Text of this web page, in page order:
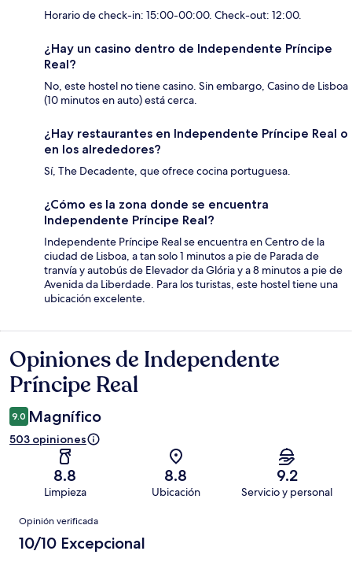
Horario de check-in: 15:00-00:00. Check-out: 12:00.
¿Hay un casino dentro de Independente Príncipe
Real?
No, este hostel no tiene casino. Sin embargo, Casino de Lisboa
(10 minutos en auto) está cerca.
¿Hay restaurantes en Independente Príncipe Real o
en los alrededores?
Sí, The Decadente, que ofrece cocina portuguesa.
¿Cómo es la zona donde se encuentra
Independente Príncipe Real?
Independente Príncipe Real se encuentra en Centro de la
ciudad de Lisboa, a tan solo 1 minutos a pie de Parada de
tranvía y autobús de Elevador da Glória y a 8 minutos a pie de
Avenida da Liberdade. Para los turistas, este hostel tiene una
ubicación excelente.
Opiniones
Opiniones de Independente
Príncipe Real
9.0 Magnífico
503 opiniones
8.8
Limpieza
8.8
Ubicación
9.2
Servicio y personal
Opiniones
Opinión verificada
10/10 Excepcional